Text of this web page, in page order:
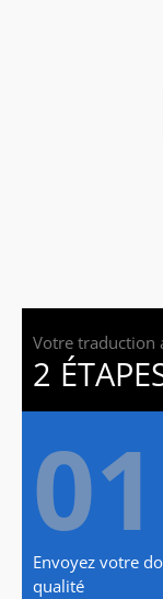
Votre traduction
2
Envoyez votre
qualité